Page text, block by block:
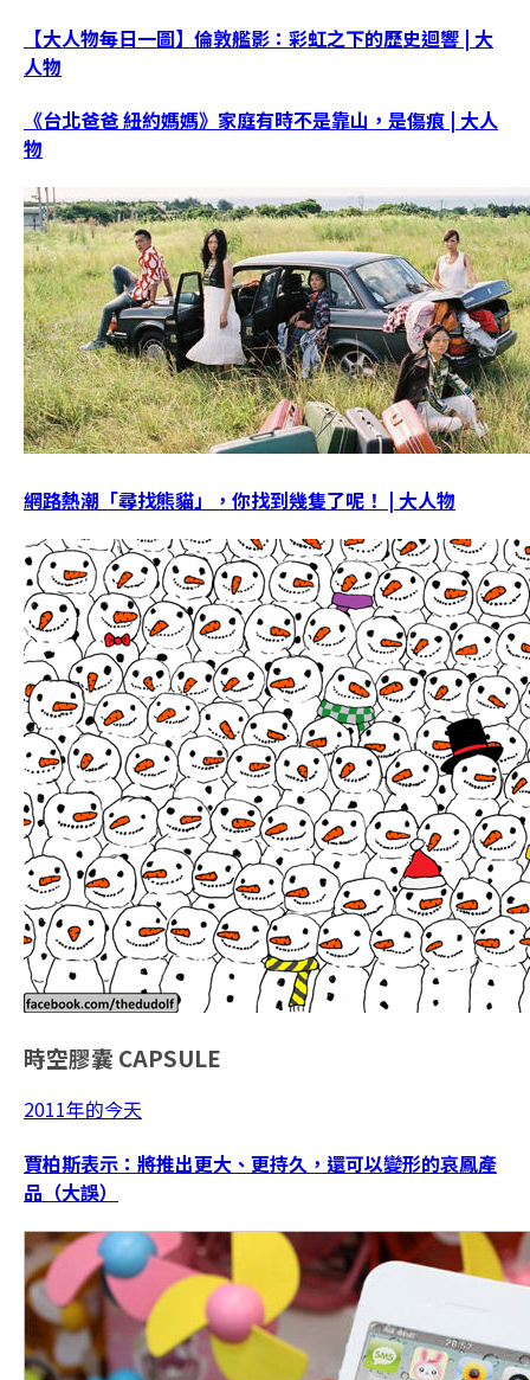
【大人物每日一圖】倫敦艦影：彩虹之下的歷史迴響 | 大
人物
《台北爸爸 紐約媽媽》家庭有時不是靠山，是傷痕 | 大人
物
網路熱潮「尋找熊貓」，你找到幾隻了呢！ | 大人物
時空膠囊 CAPSULE
2011年的今天
賈柏斯表示：將推出更大、更持久，還可以變形的哀鳳產
品（大誤）